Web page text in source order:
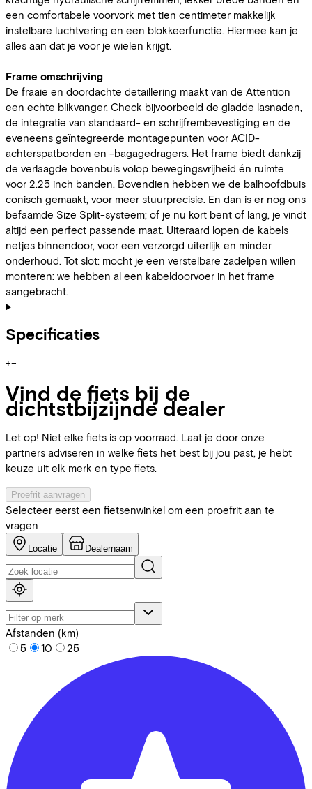
een comfortabele voorvork met tien centimeter makkelijk
instelbare luchtvering en een blokkeerfunctie. Hiermee kan je
alles aan dat je voor je wielen krijgt.
Frame omschrijving
De fraaie en doordachte detaillering maakt van de Attention
een echte blikvanger. Check bijvoorbeeld de gladde lasnaden,
de integratie van standaard- en schrijfrembevestiging en de
eveneens geïntegreerde montagepunten voor ACID-
achterspatborden en -bagagedragers. Het frame biedt dankzij
de verlaagde bovenbuis volop bewegingsvrijheid én ruimte
voor 2.25 inch banden. Bovendien hebben we de balhoofdbuis
conisch gemaakt, voor meer stuurprecisie. En dan is er nog ons
befaamde Size Split-systeem; of je nu kort bent of lang, je vindt
altijd een perfect passende maat. Uiteraard lopen de kabels
netjes binnendoor, voor een verzorgd uiterlijk en minder
onderhoud. Tot slot: mocht je een verstelbare zadelpen willen
monteren: we hebben al een kabeldoorvoer in het frame
aangebracht.
Specificaties
+−
Vind de fiets bij de
dichtstbijzijnde dealer
Let op! Niet elke fiets is op voorraad. Laat je door onze
partners adviseren in welke fiets het best bij jou past, je hebt
keuze uit elk merk en type fiets.
Proefrit aanvragen
Selecteer eerst een fietsenwinkel om een proefrit aan te
vragen
Locatie Dealernaam
Afstanden (km)
5
10 25